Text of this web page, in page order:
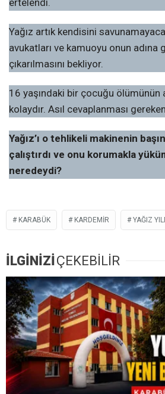
Yağız artık kendisini
avukatları ve kamuoyu onun adına
çıkarılmasını bekliyor.
16 yaşındaki bir çocuğu ölümünün
kolaydır. Asıl cevaplanması
Yağız’ı o tehlikeli makinenin
çalıştırdı ve onu korumakla
neredeydi?
KARABÜK KARDEMİR YAĞIZ
İLGİNİZİÇEKEBİLİR